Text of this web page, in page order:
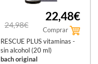
24,98€
22,48€
Comprar
RESCUE PLUS vitaminas -
sin alcohol (20 ml)
bach original